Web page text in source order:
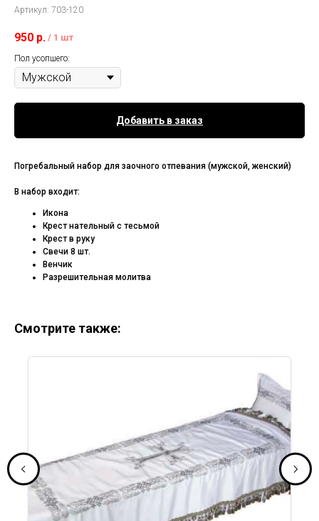
Артикул: 703-120
950 р. / 1 шт
Пол усопшего:
Добавить в заказ
Погребальный набор для заочного отпевания (мужской, женский)
В набор входит:
Икона
Крест нательный с тесьмой
Крест в руку
Свечи 8 шт.
Венчик
Разрешительная молитва
Смотрите также: